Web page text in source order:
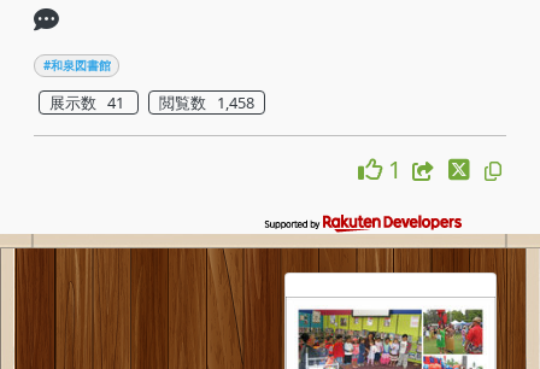
#和泉図書館
展示数 41 閲覧数 1,458
1